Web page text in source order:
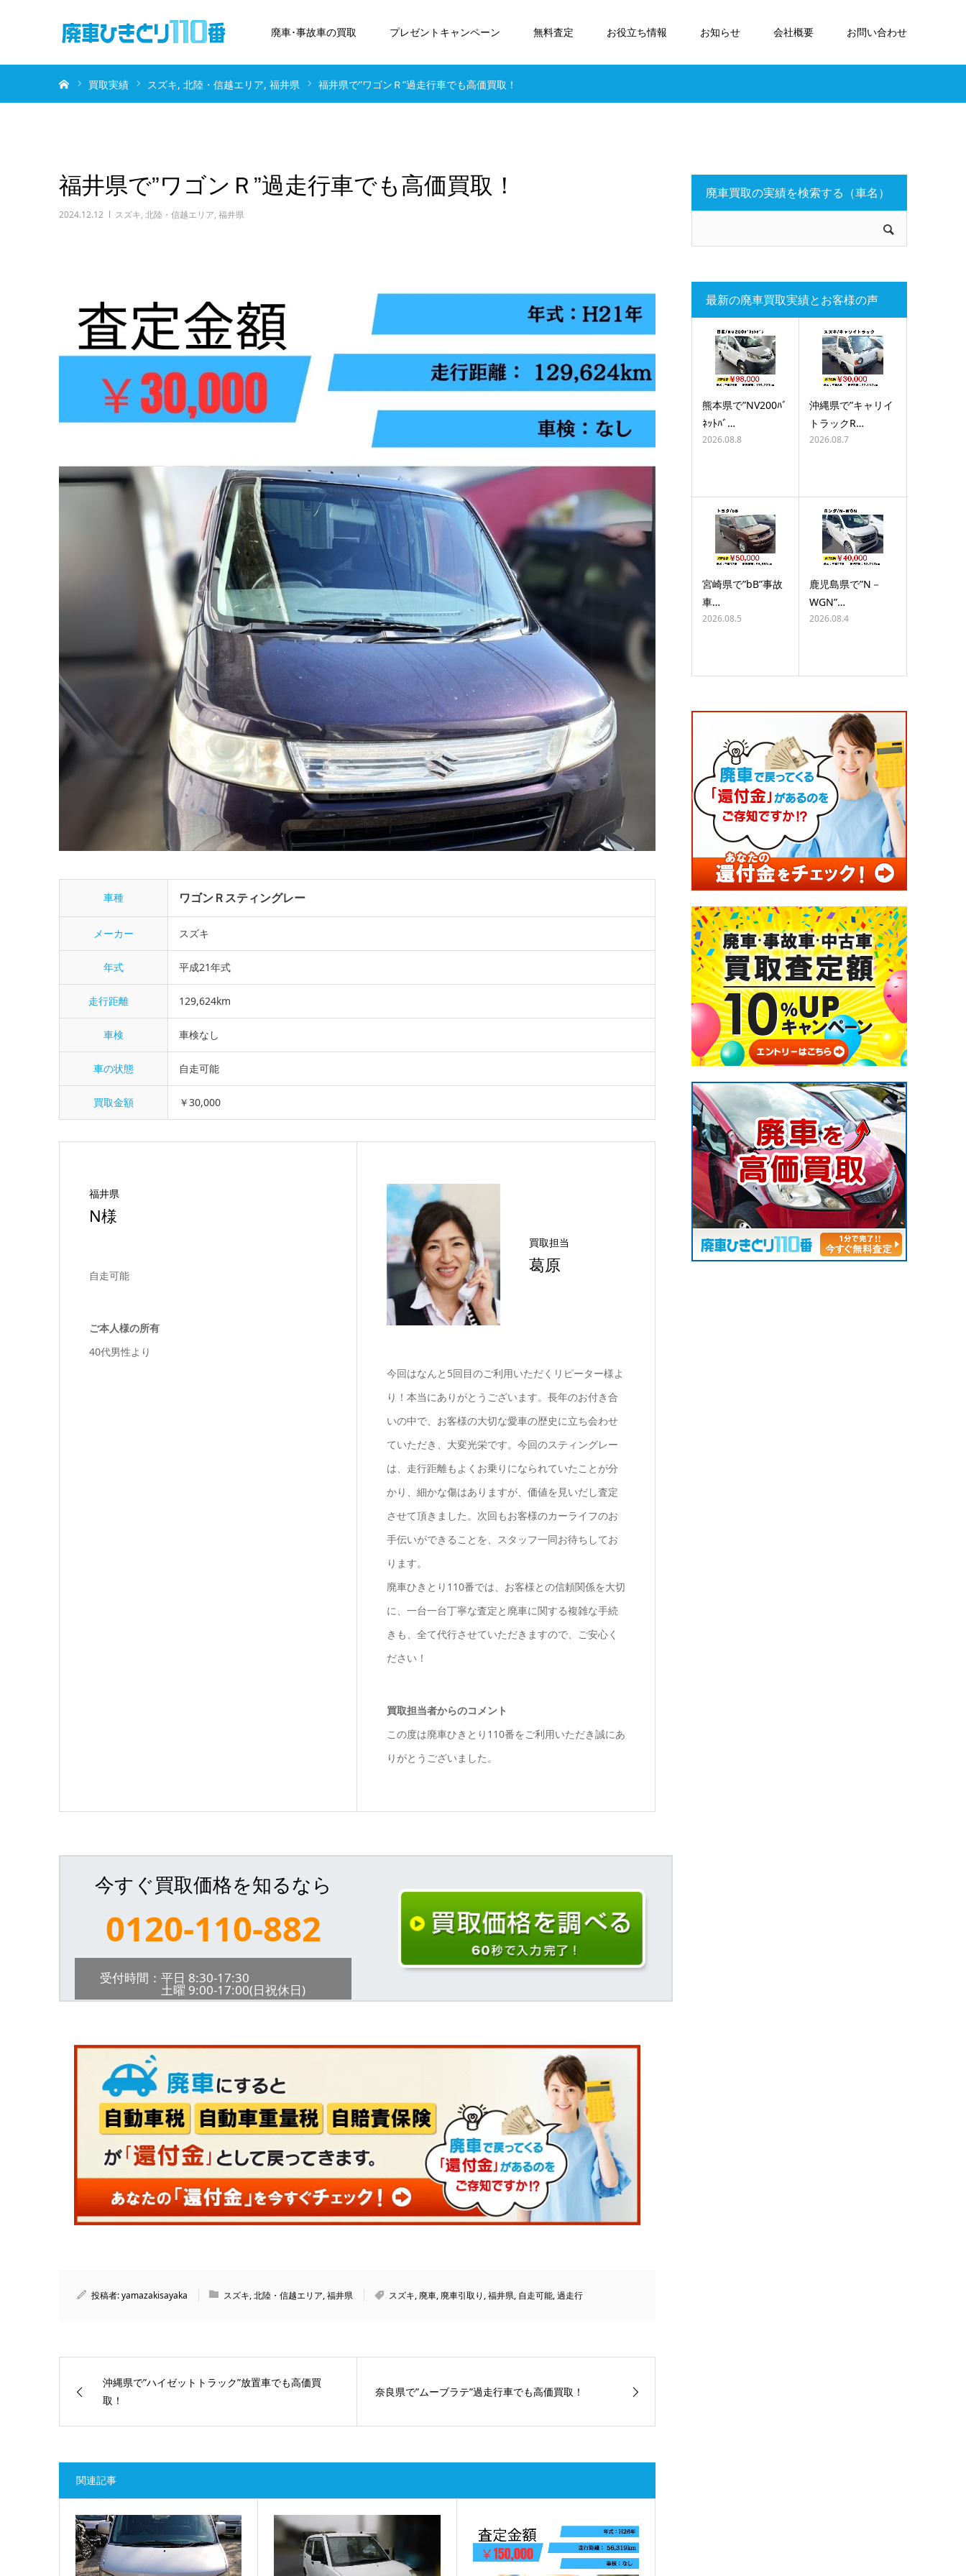
廃車･事故車の買取 プレゼントキャンペーン 無料査定 お役立ち情報 お知らせ 会社概要 お問い合わせ
買取実績 スズキ 北陸・信越エリア 福井県 福井県で”ワゴンＲ”過走行車でも高価買取！
福井県で”ワゴンＲ”過走行車でも高価買取！
2024.12.12 スズキ, 北陸・信越エリア, 福井県
車種 ワゴンＲスティングレー
メーカー スズキ
年式 平成21年式
走行距離 129,624km
車検 車検なし
車の状態 自走可能
買取金額 ￥30,000
福井県
N様
自走可能
ご本人様の所有
40代男性より
買取担当
葛原
今回はなんと5回目のご利用いただくリピーター様よ
り！本当にありがとうございます。長年のお付き合
いの中で、お客様の大切な愛車の歴史に立ち会わせ
ていただき、大変光栄です。今回のスティングレー
は、走行距離もよくお乗りになられていたことが分
かり、細かな傷はありますが、価値を見いだし査定
させて頂きました。次回もお客様のカーライフのお
手伝いができることを、スタッフ一同お待ちしてお
ります。
廃車ひきとり110番では、お客様との信頼関係を大切
に、一台一台丁寧な査定と廃車に関する複雑な手続
きも、全て代行させていただきますので、ご安心く
ださい！
買取担当者からのコメント
この度は廃車ひきとり110番をご利用いただき誠にあ
りがとうございました。
今すぐ買取価格を知るなら
0120-110-882
受付時間：平日 8:30-17:30
土曜 9:00-17:00(日祝休日)
投稿者:yamazakisayaka スズキ,北陸・信越エリア,福井県 スズキ,廃車,廃車引取り ,福井県, 自走可能,過走行
沖縄県で”ハイゼットトラック”放置車でも高価買
取！
奈良県で”ムーブラテ”過走行車でも高価買取！
関連記事
廃車買取の実績を検索する（車名）
最新の廃車買取実績とお客様の声
熊本県で”NV200ﾊﾞ
ﾈｯﾄﾊﾞ…
2026.08.8
沖縄県で”キャリイ
トラックR…
2026.08.7
宮崎県で”bB”事故
車…
2026.08.5
鹿児島県で”N－
WGN”…
2026.08.4